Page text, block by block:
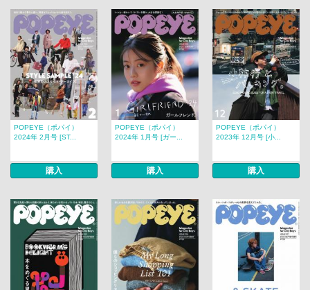
POPEYE（ポパイ）
2024年 2月号 [ST...
購入
POPEYE（ポパイ）
2024年 1月号 [ガー...
購入
POPEYE（ポパイ）
2023年 12月号 [小...
購入